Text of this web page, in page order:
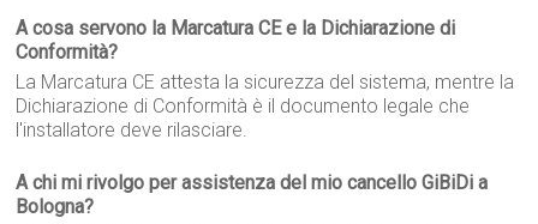
A cosa servono la Marcatura CE e la Dichiarazione di
Conformità?
La Marcatura CE attesta la sicurezza del sistema, mentre la
Dichiarazione di Conformità è il documento legale che
l'installatore deve rilasciare.
A chi mi rivolgo per assistenza del mio cancello GiBiDi a
Bologna?